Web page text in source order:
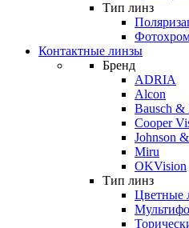
Тип линз
Контактные линзы
Бренд
ADRIA
Alcon
Bausch &
Cooper
Johnson
Miru
OKVision
Тип линз
Цветные